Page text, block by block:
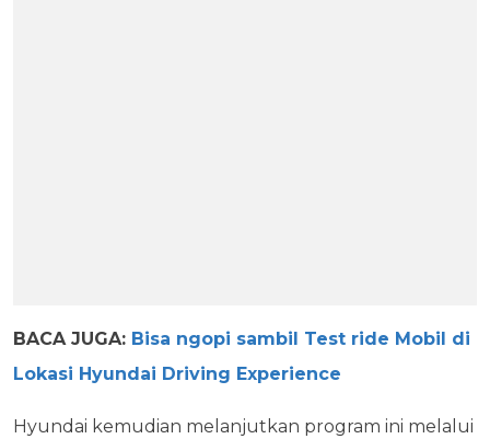
BACA JUGA: Bisa ngopi sambil Test ride Mobil di
Lokasi Hyundai Driving Experience
Hyundai kemudian melanjutkan program ini melalui